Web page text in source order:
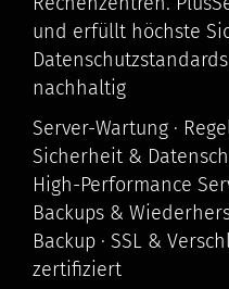
und erfüllt höchste
nachhaltig
Server-Wartung ·
Sicherheit &
High-Performance
Backups &
Backup · SSL &
zertifiziert